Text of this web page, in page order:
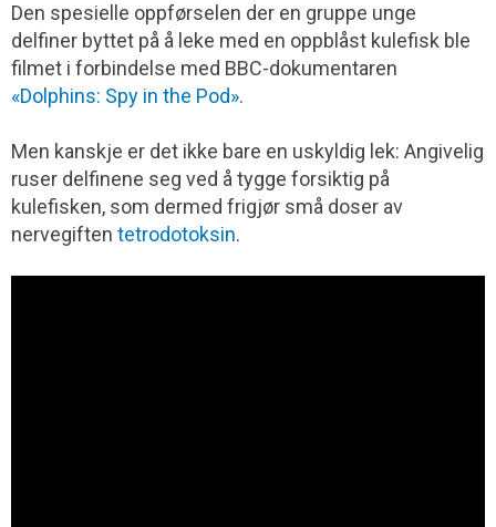
Den spesielle oppførselen der en gruppe unge
delfiner byttet på å leke med en oppblåst kulefisk ble
filmet i forbindelse med BBC-dokumentaren
«Dolphins: Spy in the Pod».
Men kanskje er det ikke bare en uskyldig lek: Angivelig
ruser delfinene seg ved å tygge forsiktig på
kulefisken, som dermed frigjør små doser av
nervegiften tetrodotoksin.